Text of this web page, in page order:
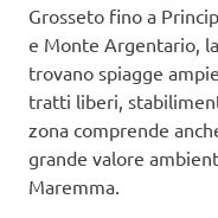
Grosseto fino a
e Monte Argentario,
trovano spiagge
tratti liberi,
zona comprende
grande valore
Maremma.